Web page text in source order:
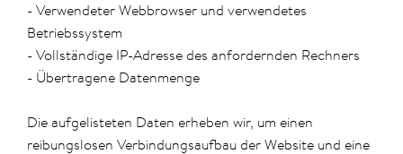
- Verwendeter Webbrowser und verwendetes
Betriebssystem
- Vollständige IP-Adresse des anfordernden Rechners
- Übertragene Datenmenge
Die aufgelisteten Daten erheben wir, um einen
reibungslosen Verbindungsaufbau der Website und eine